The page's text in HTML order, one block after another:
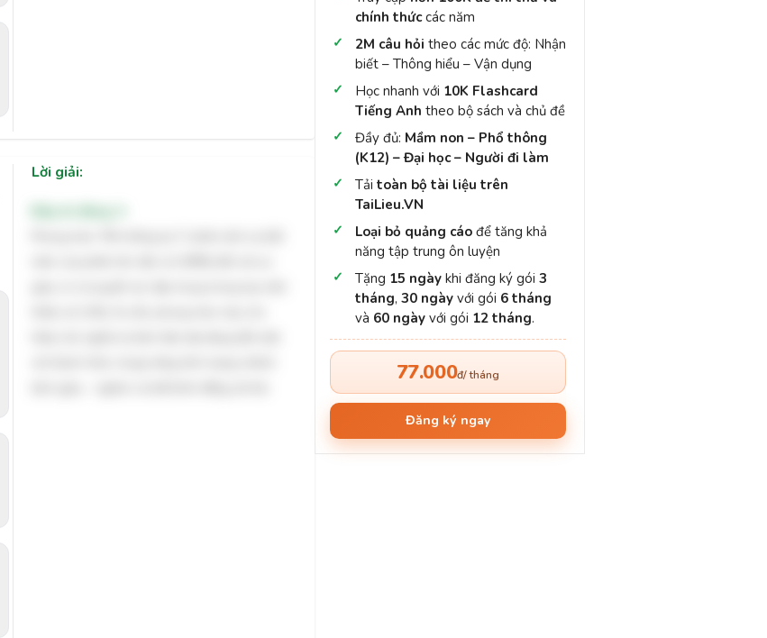
Lời giải:
chính thứccác năm
2M câu hỏi theo các mức độ: Nhận
biết – Thông hiểu – Vận dụng
Học nhanh với 10K Flashcard
Tiếng Anh theo bộ sách và chủ đề
Đầy đủ: Mầm non – Phổ thông
(K12) – Đại học – Người đi làm
Tải toàn bộ tài liệu trên
TaiLieu.VN
Loại bỏ quảng cáo để tăng khả
năng tập trung ôn luyện
Tặng 15 ngày khi đăng ký gói 3
tháng, 30 ngày với gói 6 tháng
và 60 ngày với gói 12 tháng.
77.000đ/ tháng
Đăng ký ngay